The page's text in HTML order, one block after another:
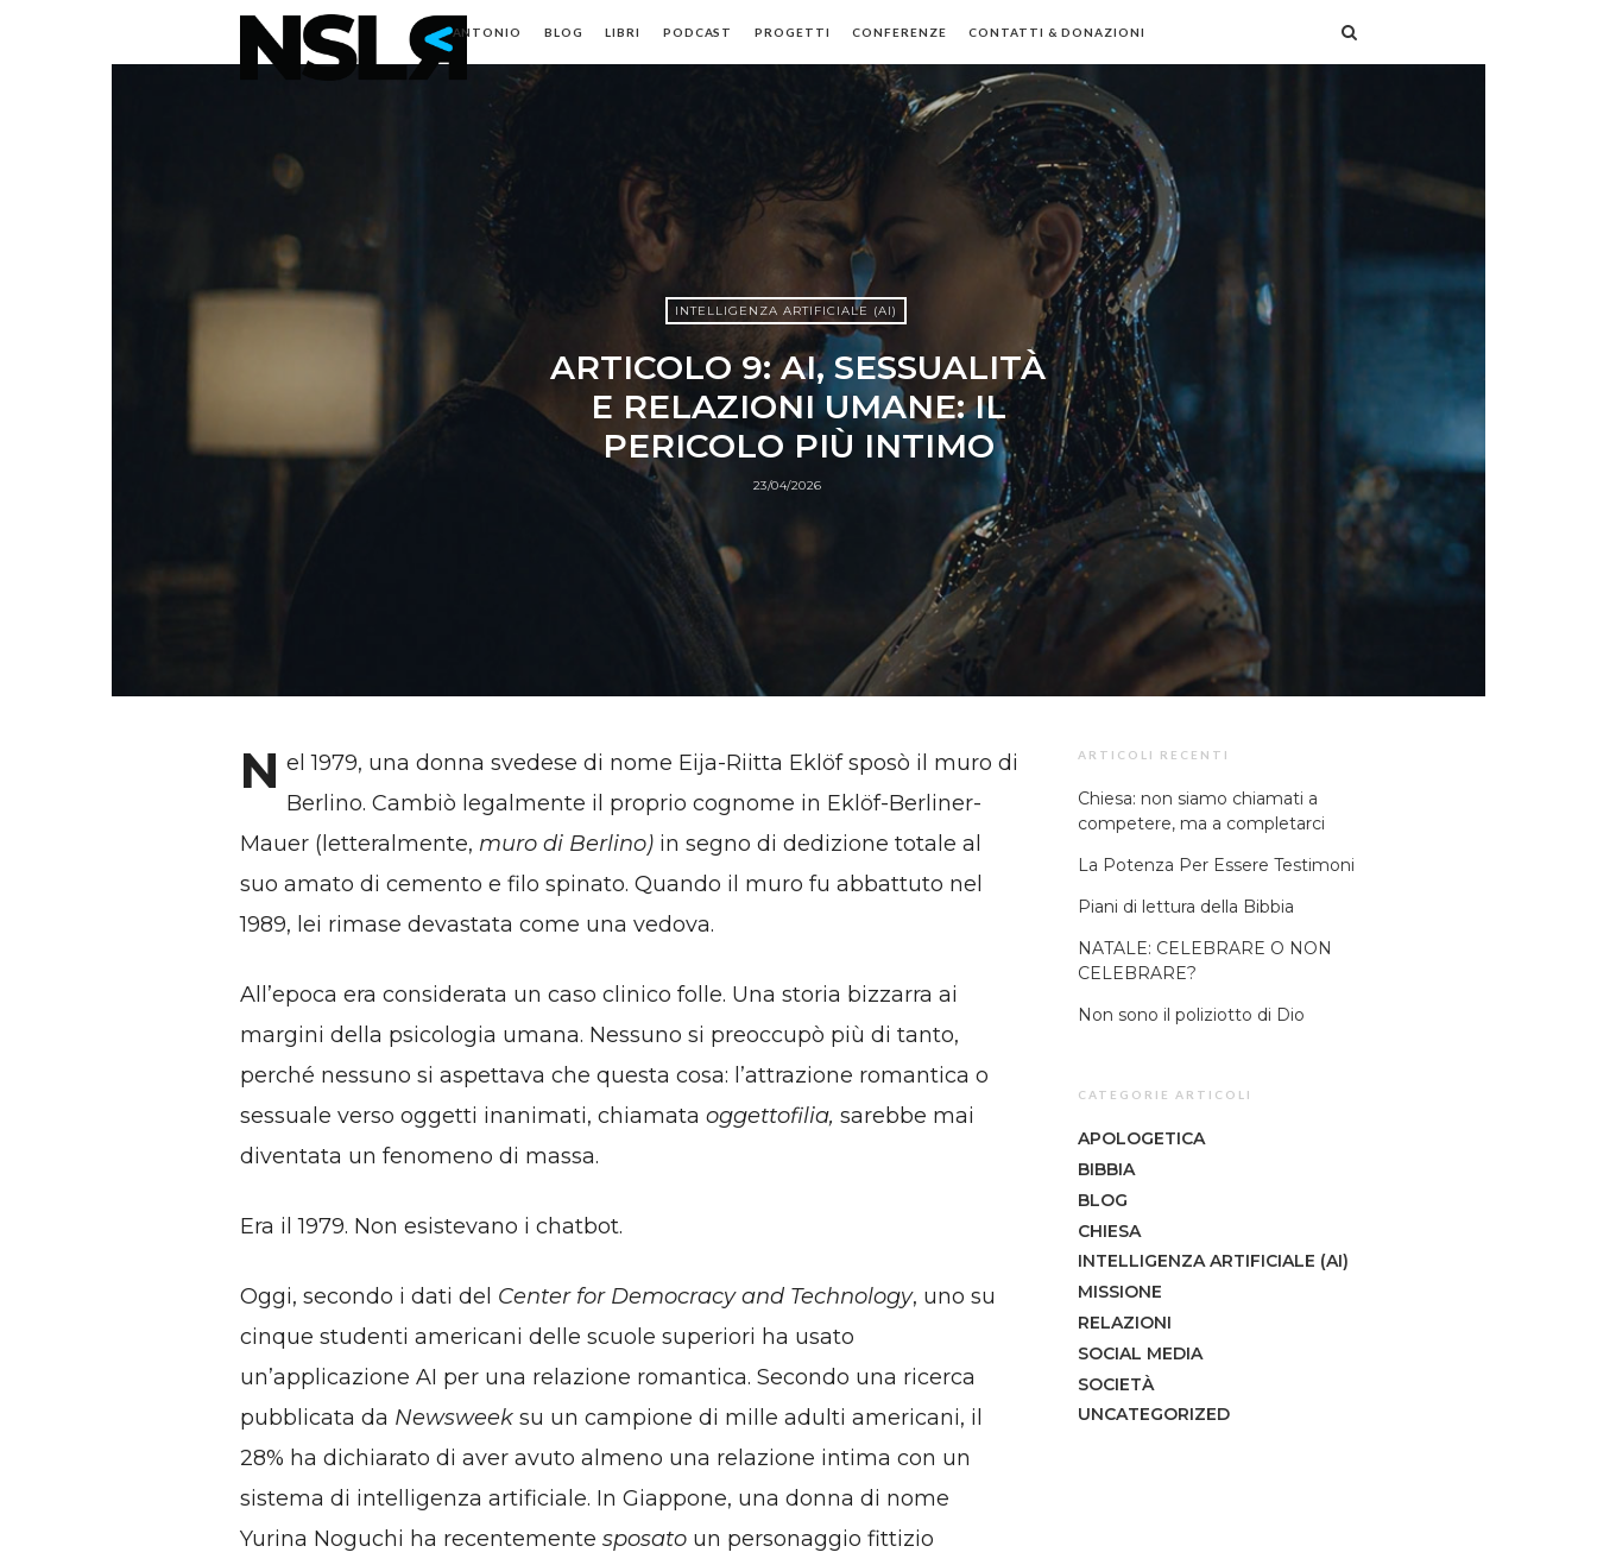
Noi
Siamo
La
Rivoluzione
ANTONIO BLOG LIBRI PODCAST PROGETTI CONFERENZE CONTATTI & DONAZIONI
INTELLIGENZA ARTIFICIALE (AI)
ARTICOLO 9: AI, SESSUALITÀ
E RELAZIONI UMANE: IL
PERICOLO PIÙ INTIMO
23/04/2026
N el 1979, una donna svedese di nome Eija-Riitta Eklöf sposò il muro di
Berlino. Cambiò legalmente il proprio cognome in Eklöf-Berliner-
Mauer (letteralmente, muro di Berlino) in segno di dedizione totale al
suo amato di cemento e filo spinato. Quando il muro fu abbattuto nel
1989, lei rimase devastata come una vedova.
All’epoca era considerata un caso clinico folle. Una storia bizzarra ai
margini della psicologia umana. Nessuno si preoccupò più di tanto,
perché nessuno si aspettava che questa cosa: l’attrazione romantica o
sessuale verso oggetti inanimati, chiamata oggettofilia, sarebbe mai
diventata un fenomeno di massa.
Era il 1979. Non esistevano i chatbot.
Oggi, secondo i dati del Center for Democracy and Technology, uno su
cinque studenti americani delle scuole superiori ha usato
un’applicazione AI per una relazione romantica. Secondo una ricerca
pubblicata da Newsweek su un campione di mille adulti americani, il
28% ha dichiarato di aver avuto almeno una relazione intima con un
sistema di intelligenza artificiale. In Giappone, una donna di nome
Yurina Noguchi ha recentemente sposato un personaggio fittizio
ARTICOLI RECENTI
Chiesa: non siamo chiamati a
competere, ma a completarci
La Potenza Per Essere Testimoni
Piani di lettura della Bibbia
NATALE: CELEBRARE O NON
CELEBRARE?
Non sono il poliziotto di Dio
CATEGORIE ARTICOLI
APOLOGETICA
BIBBIA
BLOG
CHIESA
INTELLIGENZA ARTIFICIALE (AI)
MISSIONE
RELAZIONI
SOCIAL MEDIA
SOCIETÀ
UNCATEGORIZED